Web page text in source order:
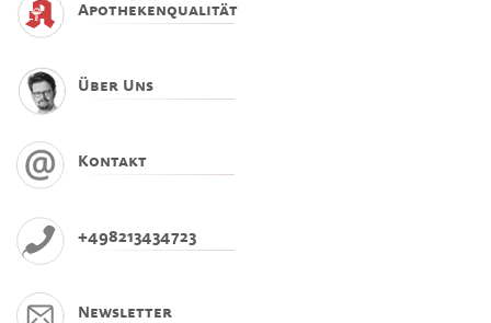
Apothekenqualität
Über Uns
Kontakt
+498213434723
Newsletter